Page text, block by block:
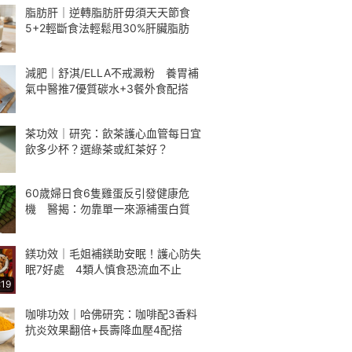
脂肪肝｜逆轉脂肪肝毋須天天節食
5+2輕斷食法輕鬆甩30%肝臟脂肪
減肥｜舒淇/ELLA不戒澱粉 養胃補
氣中醫推7優質碳水+3餐外食配搭
茶功效｜研究：飲茶護心血管每日宜
飲多少杯？選綠茶或紅茶好？
60歲婦日食6隻雞蛋反引發健康危
機 醫揭：勿靠單一來源補蛋白質
鎂功效｜毛姐補鎂助安眠！護心防失
眠7好處 4類人慎食恐流血不止
咖啡功效｜哈佛研究：咖啡配3香料
抗炎效果翻倍+長壽降血壓4配搭